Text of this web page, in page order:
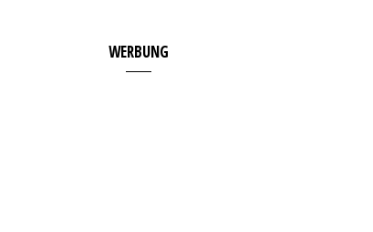
WERBUNG